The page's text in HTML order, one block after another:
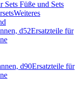
Sets Füße und Sets
Weiteres
d52Ersatzteile für
d90Ersatzteile für